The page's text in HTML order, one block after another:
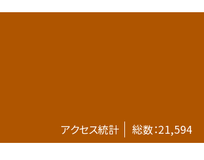
アクセス統計 総数：21,594